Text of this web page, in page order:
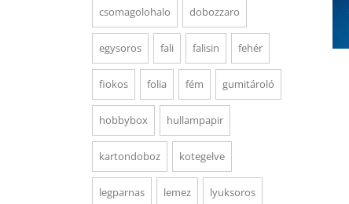
csomagolohalo dobozzaro
egysoros fali falisin fehér
fiokos folia fém gumitároló
hobbybox hullampapir
kartondoboz kotegelve
legparnas lemez lyuksoros